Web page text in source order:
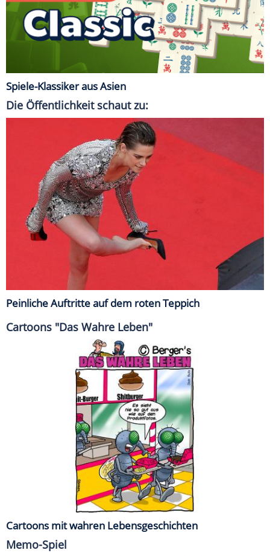
Spiele-Klassiker aus Asien
Die Öffentlichkeit schaut zu:
Peinliche Auftritte auf dem roten Teppich
Cartoons "Das Wahre Leben"
Cartoons mit wahren Lebensgeschichten
Memo-Spiel